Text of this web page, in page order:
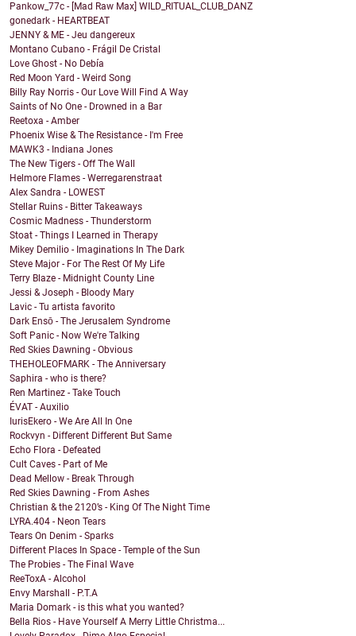
Pankow_77c - [Mad Raw Max] WILD_RITUAL_CLUB_DANZ
gonedark - HEARTBEAT
JENNY & ME - Jeu dangereux
Montano Cubano - Frágil De Cristal
Love Ghost - No Debía
Red Moon Yard - Weird Song
Billy Ray Norris - Our Love Will Find A Way
Saints of No One - Drowned in a Bar
Reetoxa - Amber
Phoenix Wise & The Resistance - I'm Free
MAWK3 - Indiana Jones
The New Tigers - Off The Wall
Helmore Flames - Werregarenstraat
Alex Sandra - LOWEST
Stellar Ruins - Bitter Takeaways
Cosmic Madness - Thunderstorm
Stoat - Things I Learned in Therapy
Mikey Demilio - Imaginations In The Dark
Steve Major - For The Rest Of My Life
Terry Blaze - Midnight County Line
Jessi & Joseph - Bloody Mary
Lavic - Tu artista favorito
Dark Ensō - The Jerusalem Syndrome
Soft Panic - Now We're Talking
Red Skies Dawning - Obvious
THEHOLEOFMARK - The Anniversary
Saphira - who is there?
Ren Martinez - Take Touch
ÉVAT - Auxilio
IurisEkero - We Are All In One
Rockvyn - Different Different But Same
Echo Flora - Defeated
Cult Caves - Part of Me
Dead Mellow - Break Through
Red Skies Dawning - From Ashes
Christian & the 2120’s - King Of The Night Time
LYRA.404 - Neon Tears
Tears On Denim - Sparks
Different Places In Space - Temple of the Sun
The Probies - The Final Wave
ReeToxA - Alcohol
Envy Marshall - P.T.A
Maria Domark - is this what you wanted?
Bella Rios - Have Yourself A Merry Little Christma...